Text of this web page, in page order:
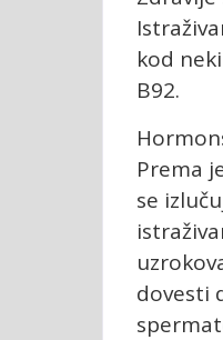
kod
B92.
Prema
se
dovesti